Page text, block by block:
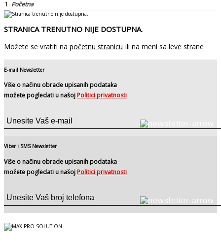
Početna
STRANICA TRENUTNO NIJE DOSTUPNA.
Možete se vratiti na početnu stranicu ili na meni sa leve strane
E-mail Newsletter
Više o načinu obrade upisanih podataka
možete pogledati u našoj Politici privatnosti
Viber i SMS Newsletter
Više o načinu obrade upisanih podataka
možete pogledati u našoj Politici privatnosti